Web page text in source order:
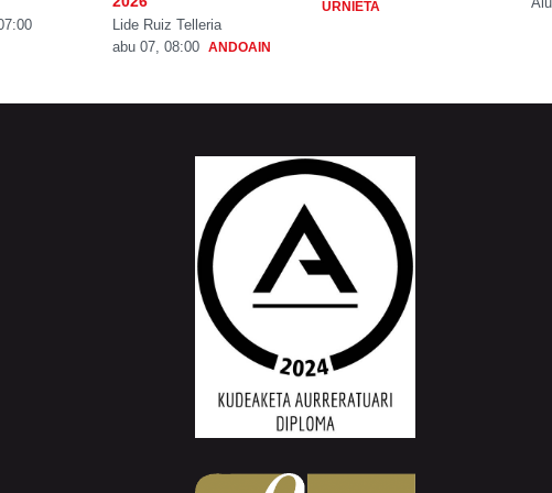
Lide Ruiz Telleria
abu 07, 08:00 ANDOAIN
URNIETA